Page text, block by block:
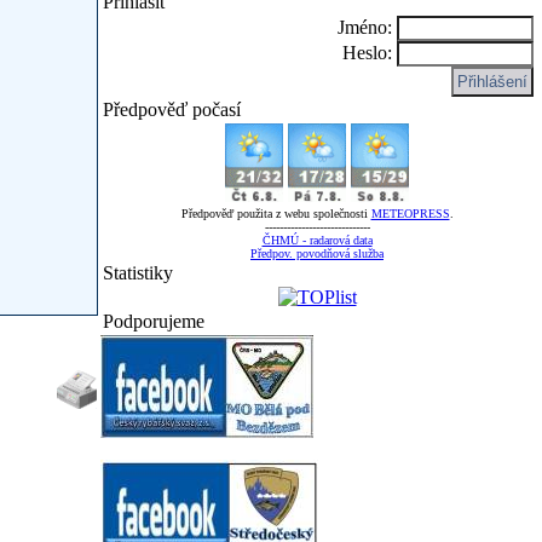
Jméno:
Heslo:
Předpověď počasí
Předpověď použita z webu společnosti METEOPRESS
-----------------------------
ČHMÚ - radarová data
Předpov. povodňová služba
Statistiky
Podporujeme